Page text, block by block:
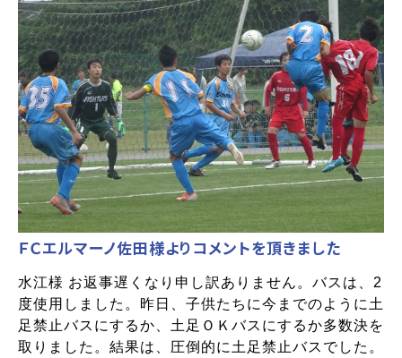
ＦＣエルマーノ佐田様よりコメントを頂きました
水江様 お返事遅くなり申し訳ありません。バスは、2
度使用しました。昨日、子供たちに今までのように土
足禁止バスにするか、土足ＯＫバスにするか多数決を
取りました。結果は、圧倒的に土足禁止バスでした。